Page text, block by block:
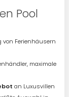
Pool
Ferienhäusern
maximale
an Luxusvillen